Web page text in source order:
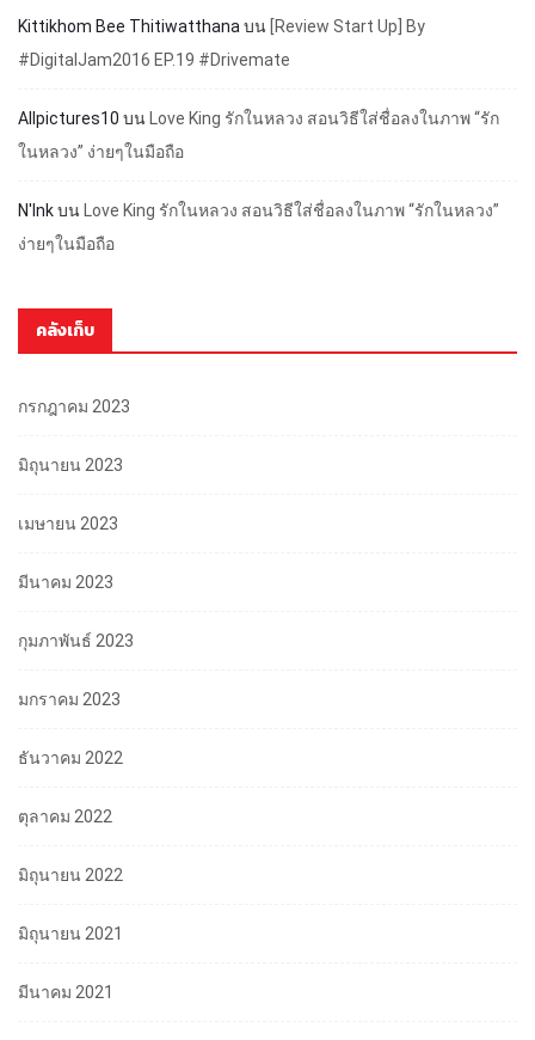
Kittikhom Bee Thitiwatthana บน [Review Start Up] By
#DigitalJam2016 EP.19 #Drivemate
Allpictures10 บน
Love King รักในหลวง สอนวิธีใส่ชื่อลงในภาพ “รัก
ในหลวง” ง่ายๆในมือถือ
N'Inkบน
Love King รักในหลวง สอนวิธีใส่ชื่อลงในภาพ “รักในหลวง”
ง่ายๆในมือถือ
คลังเก็บ
กรกฎาคม 2023
มิถุนายน 2023
เมษายน 2023
มีนาคม 2023
กุมภาพันธ์ 2023
มกราคม 2023
ธันวาคม 2022
ตุลาคม 2022
มิถุนายน 2022
มิถุนายน 2021
มีนาคม 2021